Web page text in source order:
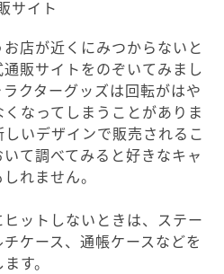
サイト
店が近くにみつからないと
販サイトをのぞいてみまし
クターグッズは回転がはや
なってしまうことがありま
いデザインで販売されるこ
て調べてみると好きなキャ
れません。
ットしないときは、ステー
ケース、通帳ケースなどを
す。